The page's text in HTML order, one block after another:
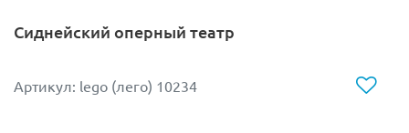
Сиднейский оперный театр
Артикул: lego (лего) 10234